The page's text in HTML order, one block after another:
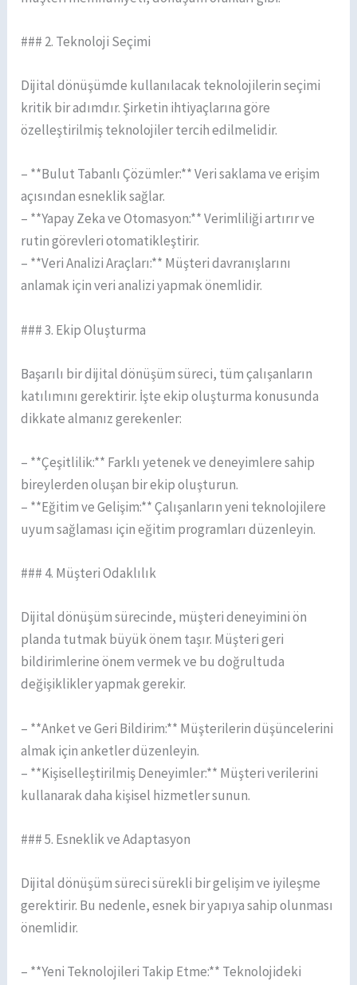
### 2. Teknoloji Seçimi
Dijital dönüşümde kullanılacak teknolojilerin seçimi
kritik bir adımdır. Şirketin ihtiyaçlarına göre
özelleştirilmiş teknolojiler tercih edilmelidir.
– **Bulut Tabanlı Çözümler:** Veri saklama ve erişim
açısından esneklik sağlar.
– **Yapay Zeka ve Otomasyon:** Verimliliği artırır ve
rutin görevleri otomatikleştirir.
– **Veri Analizi Araçları:** Müşteri davranışlarını
anlamak için veri analizi yapmak önemlidir.
### 3. Ekip Oluşturma
Başarılı bir dijital dönüşüm süreci, tüm çalışanların
katılımını gerektirir. İşte ekip oluşturma konusunda
dikkate almanız gerekenler:
– **Çeşitlilik:** Farklı yetenek ve deneyimlere sahip
bireylerden oluşan bir ekip oluşturun.
– **Eğitim ve Gelişim:** Çalışanların yeni teknolojilere
uyum sağlaması için eğitim programları düzenleyin.
### 4. Müşteri Odaklılık
Dijital dönüşüm sürecinde, müşteri deneyimini ön
planda tutmak büyük önem taşır. Müşteri geri
bildirimlerine önem vermek ve bu doğrultuda
değişiklikler yapmak gerekir.
– **Anket ve Geri Bildirim:** Müşterilerin düşüncelerini
almak için anketler düzenleyin.
– **Kişiselleştirilmiş Deneyimler:** Müşteri verilerini
kullanarak daha kişisel hizmetler sunun.
### 5. Esneklik ve Adaptasyon
Dijital dönüşüm süreci sürekli bir gelişim ve iyileşme
gerektirir. Bu nedenle, esnek bir yapıya sahip olunması
önemlidir.
– **Yeni Teknolojileri Takip Etme:** Teknolojideki